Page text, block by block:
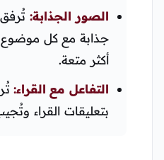
الصور الجذابة:
جذابة مع كل موضوع
أكثر متعة.
التفاعل مع القراء:
بتعليقات القراء